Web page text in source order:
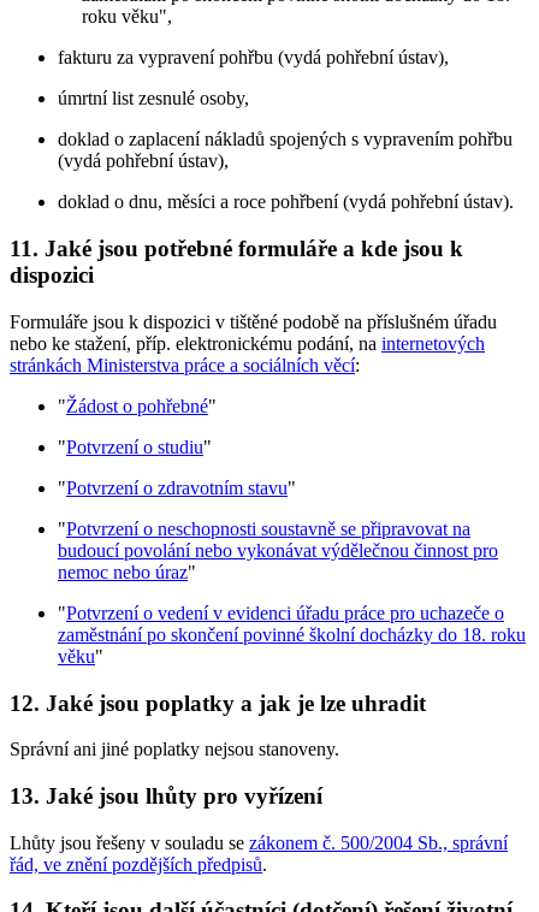
roku věku",
fakturu za vypravení pohřbu (vydá pohřební ústav),
úmrtní list zesnulé osoby,
doklad o zaplacení nákladů spojených s vypravením pohřbu
(vydá pohřební ústav),
doklad o dnu, měsíci a roce pohřbení (vydá pohřební ústav).
11. Jaké jsou potřebné formuláře a kde jsou k
dispozici
Formuláře jsou k dispozici v tištěné podobě na příslušném úřadu
nebo ke stažení, příp. elektronickému podání, na internetových
stránkách Ministerstva práce a sociálních věcí:
"Žádost o pohřebné"
"Potvrzení o studiu"
"Potvrzení o zdravotním stavu"
"Potvrzení o neschopnosti soustavně se připravovat na
budoucí povolání nebo vykonávat výdělečnou činnost pro
nemoc nebo úraz"
"Potvrzení o vedení v evidenci úřadu práce pro uchazeče o
zaměstnání po skončení povinné školní docházky do 18. roku
věku"
12. Jaké jsou poplatky a jak je lze uhradit
Správní ani jiné poplatky nejsou stanoveny.
13. Jaké jsou lhůty pro vyřízení
Lhůty jsou řešeny v souladu se zákonem č. 500/2004 Sb., správní
řád, ve znění pozdějších předpisů.